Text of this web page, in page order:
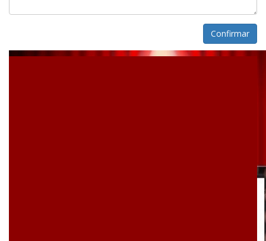
Confirmar